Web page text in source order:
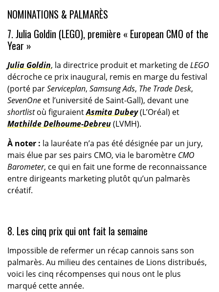
NOMINATIONS & PALMARÈS
7. Julia Goldin (LEGO), première « European CMO of the
Year »
Julia Goldin, la directrice produit et marketing deLEGO
décroche ce prix inaugural, remis en marge du festival
(porté parServiceplan, Samsung Ads, The Trade Desk,
SevenOneet l’université de Saint-Gall), devant une
shortlistoù figuraientAsmita Dubey(L’Oréal) et
Mathilde Delhoume-Debreu(LVMH).
À noter : la lauréate n’a pas été désignée par un jury,
mais élue par ses pairs CMO, via le baromètre CMO
Barometer, ce qui en fait une forme de reconnaissance
entre dirigeants marketing plutôt qu’un palmarès
créatif.
8. Les cinq prix qui ont fait la semaine
Impossible de refermer un récap cannois sans son
palmarès. Au milieu des centaines de Lions distribués,
voici les cinq récompenses qui nous ont le plus
marqué cette année.